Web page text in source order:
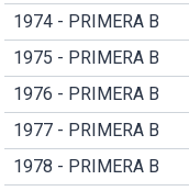
1974 - PRIMERA B
1975 - PRIMERA B
1976 - PRIMERA B
1977 - PRIMERA B
1978 - PRIMERA B